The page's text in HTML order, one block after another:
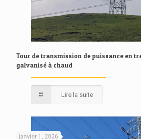
Tour de transmission de puissance en
galvanisé à chaud
Lire la suite
janvier 1, 2026